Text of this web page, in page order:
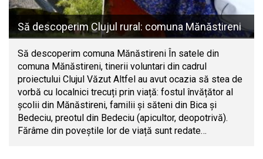
Să descoperim Clujul rural: comuna Mănăstireni
Să descoperim comuna Mănăstireni În satele din
comuna Mănăstireni, tinerii voluntari din cadrul
proiectului Clujul Văzut Altfel au avut ocazia să stea de
vorbă cu localnici trecuți prin viață: fostul învățător al
școlii din Mănăstireni, familii și săteni din Bica și
Bedeciu, preotul din Bedeciu (apicultor, deopotrivă).
Fărâme din poveștile lor de viață sunt redate…